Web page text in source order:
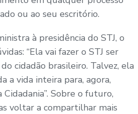
ou ao seu escritório.
à presidência do STJ, o
“Ela vai fazer o STJ ser
cidadão brasileiro. Talvez, ela
a vida inteira para, agora,
Sobre o futuro,
voltar a compartilhar mais